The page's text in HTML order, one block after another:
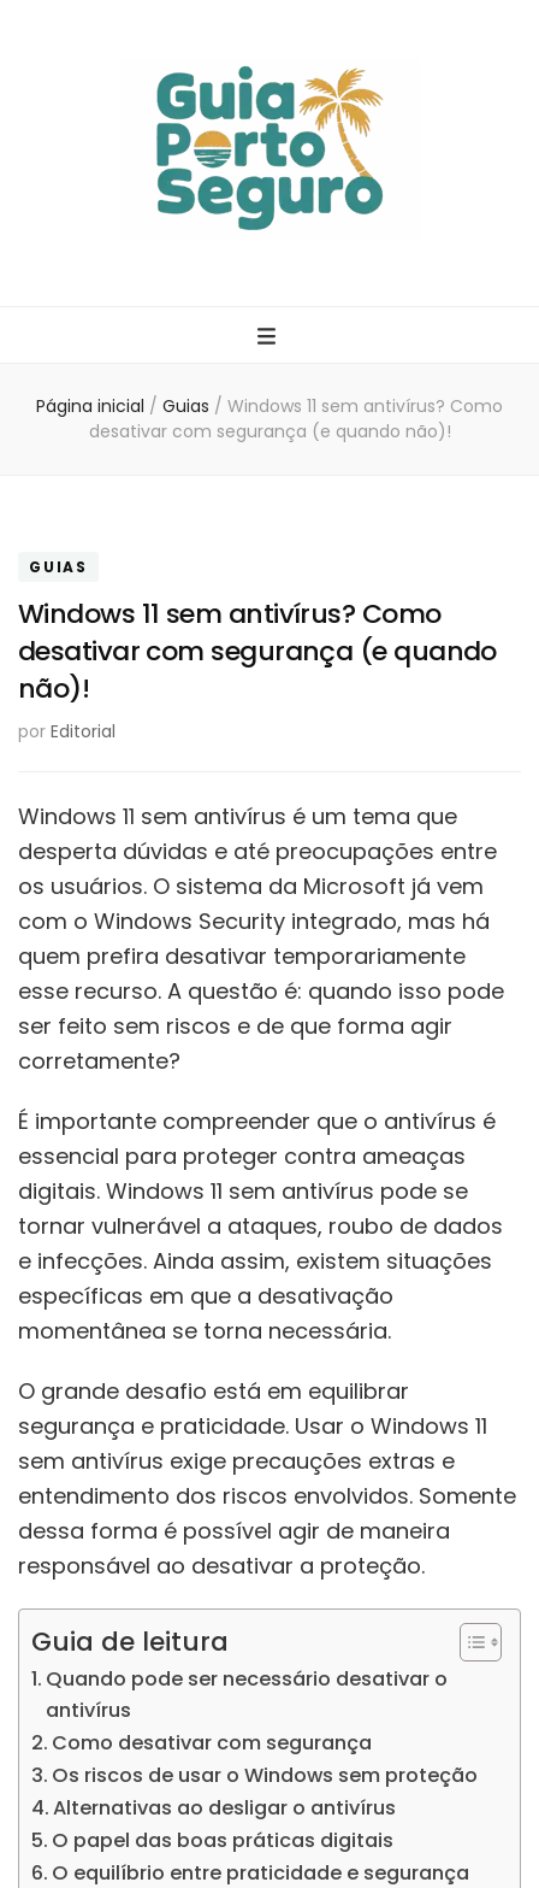
Seguro
Página inicial / Guias / Windows 11 sem antivírus? Como
desativar com segurança (e quando não)!
GUIAS
Windows 11 sem antivírus? Como
desativar com segurança (e quando
não)!
por Editorial
Windows 11 sem antivírus é um tema que
desperta dúvidas e até preocupações entre
os usuários. O sistema da Microsoft já vem
com o Windows Security integrado, mas há
quem prefira desativar temporariamente
esse recurso. A questão é: quando isso pode
ser feito sem riscos e de que forma agir
corretamente?
É importante compreender que o antivírus é
essencial para proteger contra ameaças
digitais. Windows 11 sem antivírus pode se
tornar vulnerável a ataques, roubo de dados
e infecções. Ainda assim, existem situações
específicas em que a desativação
momentânea se torna necessária.
O grande desafio está em equilibrar
segurança e praticidade. Usar o Windows 11
sem antivírus exige precauções extras e
entendimento dos riscos envolvidos. Somente
dessa forma é possível agir de maneira
responsável ao desativar a proteção.
Guia de leitura
Quando pode ser necessário desativar o
antivírus
Como desativar com segurança
Os riscos de usar o Windows sem proteção
Alternativas ao desligar o antivírus
O papel das boas práticas digitais
O equilíbrio entre praticidade e segurança